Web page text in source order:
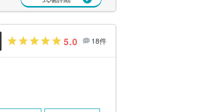
5.0 18件